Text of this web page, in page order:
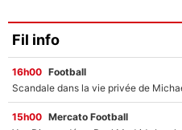
Fil info
16h00 Football
15h00 Mercato Football